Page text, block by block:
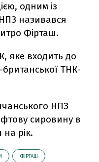
одним із
називався
Фірташ.
яке входить до
британської ТНК-
НПЗ
сировину в
рік.
ФІРТАШ